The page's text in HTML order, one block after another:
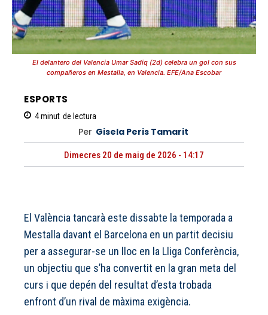
El delantero del Valencia Umar Sadiq (2d) celebra un gol con sus
compañeros en Mestalla, en Valencia. EFE/Ana Escobar
ESPORTS
4minut de lectura
Per Gisela Peris Tamarit
Dimecres 20 de maig de 2026 - 14:17
El València tancarà este dissabte la temporada a
Mestalla davant el Barcelona en un partit decisiu
per a assegurar-se un lloc en la Lliga Conferència,
un objectiu que s’ha convertit en la gran meta del
curs i que depén del resultat d’esta trobada
enfront d’un rival de màxima exigència.